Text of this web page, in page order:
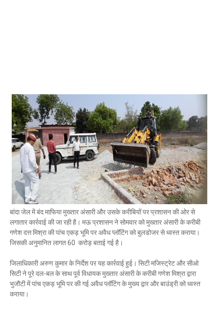
Mau Beat Media-Dec 24 2022
Mau:-यूपी में अब रात 11.00 बजे के बाद नहीं चलेंगी रोडवेज बसें
Mau Beat Media-Dec 21 2022
Mau:- V-Mart को जिला प्रशासन ने किया सील
Mau Beat Media-Dec 19 2022
Mau:-माफिया मुख्तार अंसारी के सहयोगी रफीक पर बड़ी
Mau Beat Media-Dec 14 2022
Mau:- प्री बोर्ड टापर्स को किया गया सम्मानित
Mau Beat Media-Dec 14 2022
Mau:-जिलाधिकारी ने गुंडा एक्ट के तहत 10 लोगों को किया जिला
Mau Beat Media-Dec 10 2022
Mau:-मऊ के काजीटोला निवासी गौरव वर्मा बने आइएएस
Mau Beat Media - Dec 06 2022
Mau:-शिव धनुष भंग,राम बारात कल
Mau:-जांच में 74 खाद्य नमूनों में 19 में मिली मिलावट
Mau Beat Media-Nov 15 2022
Mau:-जिला पंचायत सदस्य प्रतिनिधि को बनाया बंधक
बांदा जेल में बंद माफिया मुख्तार अंसारी और उसके करीबियों पर प्रशासन की ओर से
लगातार कार्रवाई की जा रही है। मऊ प्रशासन ने सोमवार को मुख्तार अंसारी के करीबी
गणेश दत्त मिश्रा की पांच एकड़ भूमि पर अवैध प्लॉटिंग को बुलडोजर से ध्वस्त कराया।
जिसकी अनुमानित लागत 60 करोड़ बताई गई है।
जिलाधिकारी अरुण कुमार के निर्देश पर यह कार्रवाई हुई। सिटी मजिस्ट्रेट और सीओ
सिटी ने पूरे दल-बल के साथ पूर्व विधायक मुख्तार अंसारी के करीबी गणेश मिश्रा द्वारा
भुजौटी में पांच एकड़ भूमि पर की गई अवैध प्लॉटिंग के मुख्य द्वार और बाउंड्री को ध्वस्त
कराया।